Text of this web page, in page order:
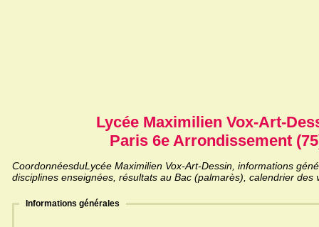
Lycée Maximilien Vox-Art-
Paris 6e Arrondissement
CoordonnéesduLycée Maximilien Vox-Art-Dessin, informations
disciplines enseignées, résultats au Bac (palmarès), calendrier des
Informations générales